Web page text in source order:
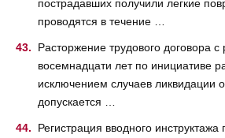
пострадавших получили легкие
проводятся в течение …
Расторжение трудового договора
восемнадцати лет по инициативе
исключением случаев ликвидации
допускается …
Регистрация вводного инструктажа